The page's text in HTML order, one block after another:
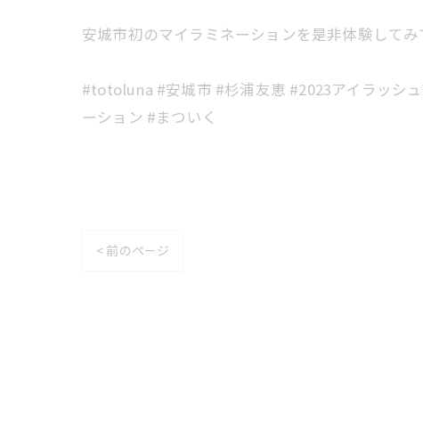
安城市初のマイラミネーションを是非体験してみ
#totoluna #安城市 #杉浦友恵 #2023アイラッシ
ーション #まついく
< 前のページ